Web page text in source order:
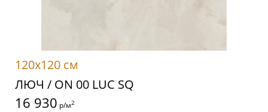
120x120 см
ЛЮЧ / ON 00 LUC SQ
16 930 р/м2